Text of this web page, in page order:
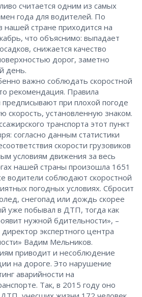
считается одним из самых
года для водителей. По
нашей стране приходится на
что объяснимо: выпадает
снижается качество
дорог, заметно
день.
важно соблюдать скоростной
рекомендация. Правила
при плохой погоде
скорость, установленную знаком.
транспорта этот пункт
согласно данным статистики
скорости грузовиков
условиям движения за весь
нашей страны произошла 1651
водители соблюдают скоростной
погодных условиях. Сбросит
снегопад или дождь скорее
уже побывал в ДТП, тогда как
нужной бдительности», –
экспертного центра
Вадим Мельников.
приводит и несоблюдение
на дороге. Это нарушение
аварийности на
Так, в 2015 году оно